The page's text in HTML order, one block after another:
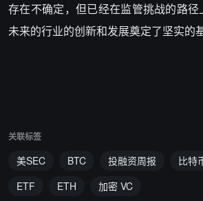
存在不确定，但已经在监管挑战的路
未来的行业的创新和发展奠定了坚实的
关联标签
美SEC BTC 投融资周报
比特
ETF
ETH 加密 VC